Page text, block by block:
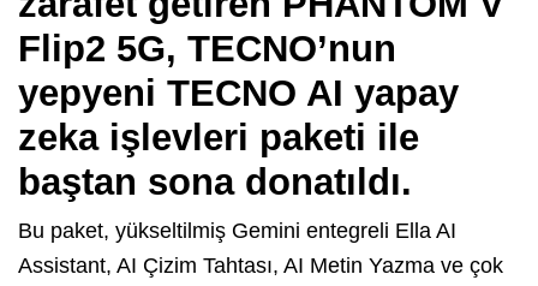
Flip2 5G, TECNO’nun
yepyeni TECNO AI yapay
zeka işlevleri paketi ile
baştan sona donatıldı.
Bu paket, yükseltilmiş Gemini entegreli Ella AI
Assistant, AI Çizim Tahtası, AI Metin Yazma ve çok